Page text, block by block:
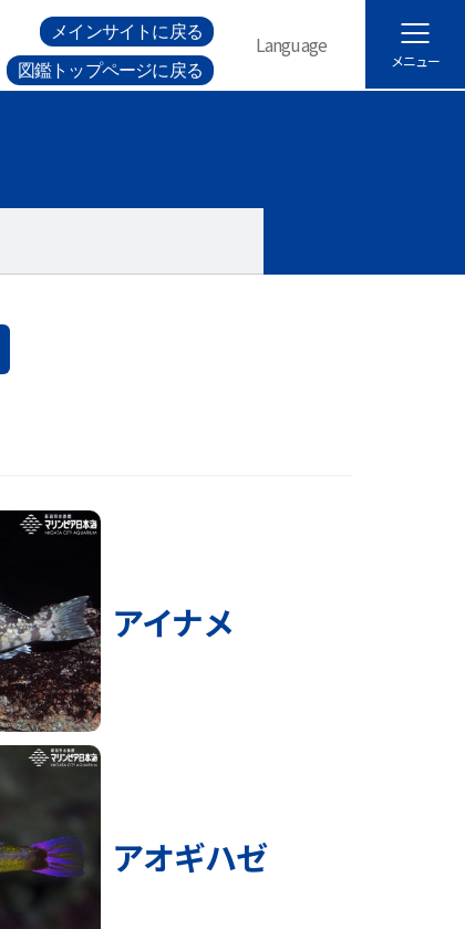
メインサイトに戻る
図鑑トップページに戻る
Language
メニュー
アイナメ
アオギハゼ